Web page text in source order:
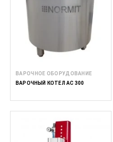
ВАРОЧНОЕ ОБОРУДОВАНИЕ
BАРОЧНЫЙ КОТЕЛ AC 300